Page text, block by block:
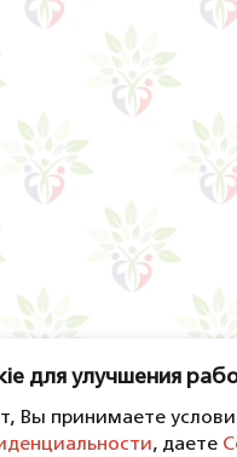
для улучшения
Вы принимаете
, даете